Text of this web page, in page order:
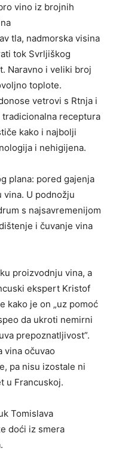
vino iz brojnih
tla, nadmorska visina
tok Svrljiškog
Naravno i veliki broj
toplote.
vetrovi s Rtnja i
tradicionalna receptura
kako i najbolji
i nehigijena.
plana: pored gajenja
U podnožju
s najsavremenijom
i čuvanje vina
proizvodnju vina, a
ekspert Kristof
kako je on „uz pomoć
da ukroti nemirni
prepoznatljivost”.
vina očuvao
pa nisu izostale ni
u Francuskoj.
Tomislava
doći iz smera